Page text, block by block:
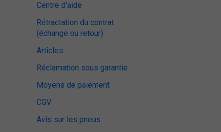
Centre d'aide
Rétractation du contrat
(échange ou retour)
Articles
Réclamation sous garantie
Moyens de paiement
CGV
Avis sur les pneus